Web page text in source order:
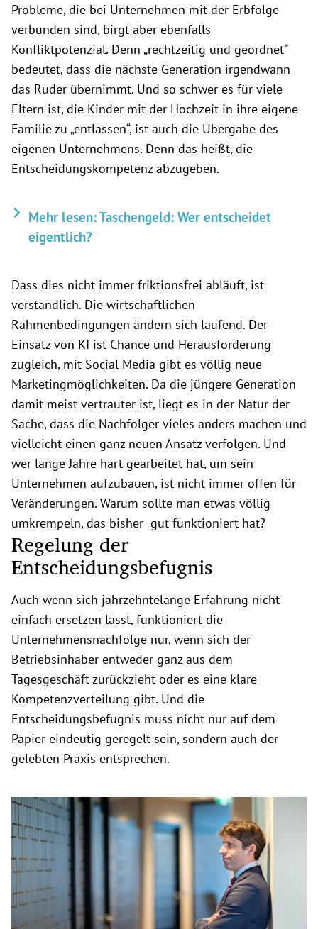
Probleme, die bei Unternehmen mit der Erbfolge
verbunden sind, birgt aber ebenfalls
Konfliktpotenzial. Denn „rechtzeitig und geordnet“
bedeutet, dass die nächste Generation irgendwann
das Ruder übernimmt. Und so schwer es für viele
Eltern ist, die Kinder mit der Hochzeit in ihre eigene
Familie zu „entlassen“, ist auch die Übergabe des
eigenen Unternehmens. Denn das heißt, die
Entscheidungskompetenz abzugeben.
Mehr lesen: Taschengeld: Wer entscheidet
eigentlich?
Dass dies nicht immer friktionsfrei abläuft, ist
verständlich. Die wirtschaftlichen
Rahmenbedingungen ändern sich laufend. Der
Einsatz von KI ist Chance und Herausforderung
zugleich, mit Social Media gibt es völlig neue
Marketingmöglichkeiten. Da die jüngere Generation
damit meist vertrauter ist, liegt es in der Natur der
Sache, dass die Nachfolger vieles anders machen und
vielleicht einen ganz neuen Ansatz verfolgen. Und
wer lange Jahre hart gearbeitet hat, um sein
Unternehmen aufzubauen, ist nicht immer offen für
Veränderungen. Warum sollte man etwas völlig
umkrempeln, das bisher gut funktioniert hat?
Regelung der
Entscheidungsbefugnis
Auch wenn sich jahrzehntelange Erfahrung nicht
einfach ersetzen lässt, funktioniert die
Unternehmensnachfolge nur, wenn sich der
Betriebsinhaber entweder ganz aus dem
Tagesgeschäft zurückzieht oder es eine klare
Kompetenzverteilung gibt. Und die
Entscheidungsbefugnis muss nicht nur auf dem
Papier eindeutig geregelt sein, sondern auch der
gelebten Praxis entsprechen.